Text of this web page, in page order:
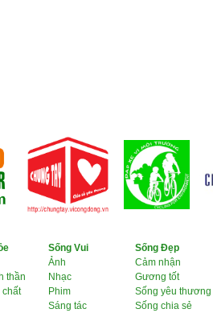
thần
chất
Sống Vui
Ảnh
Nhạc
Phim
Sáng tác
Sống Đẹp
Cảm nhận
Gương tốt
Sống yêu thương
Sống chia sẻ